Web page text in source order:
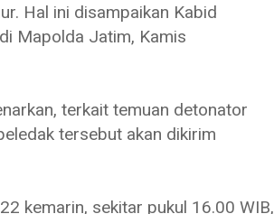
Hal ini disampaikan Kabid
Mapolda Jatim, Kamis
terkait temuan detonator
tersebut akan dikirim
kemarin, sekitar pukul 16.00 WIB,